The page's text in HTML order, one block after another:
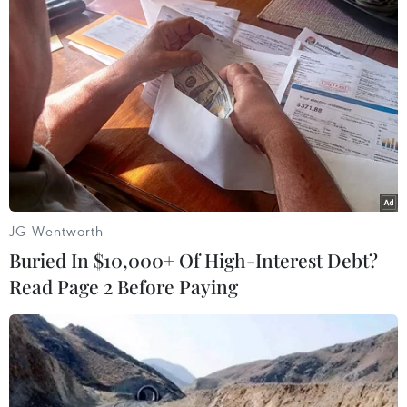
Trong các phiên tòa trước đó, dù bị khởi tố, bác
sỹ Hoàng Công Lương vẫn tham gia khám chữa
bệnh tại Đơn nguyên thận nhân tạo của bệnh
viện./.
(Vietnam+)
JG Wentworth
Buried In $10,000+ Of High-Interest Debt?
Read Page 2 Before Paying